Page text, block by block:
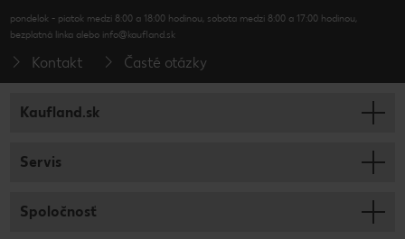
pondelok - piatok medzi 8:00 a 18:00 hodinou, sobota medzi 8:00 a 17:00 hodinou,
bezplatná linka alebo info@kaufland.sk
Kontakt Časté otázky
Kaufland.sk
Servis
Spoločnosť